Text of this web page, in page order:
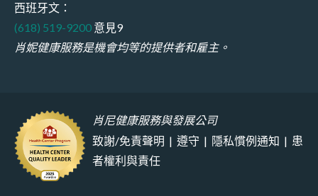
西班牙文：
(618) 519-9200 意見9
肖妮健康服務是機會均等的提供者和雇主。
肖尼健康服務與發展公司
致謝/免責聲明 | 遵守 | 隱私慣例通知 | 患
者權利與責任